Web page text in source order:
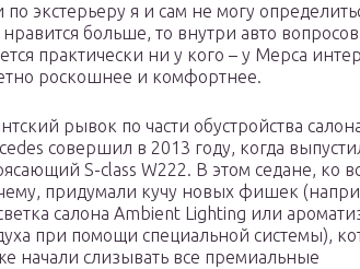
по экстерьеру я и сам не могу
больше, то внутри авто
практически ни у кого – у Мерса
роскошнее и комфортнее.
рывок по части обустройства
совершил в 2013 году, когда
S-class W222. В этом седане, ко
придумали кучу новых фишек
салона Ambient Lighting или
при помощи специальной системы),
начали слизывать все премиальные